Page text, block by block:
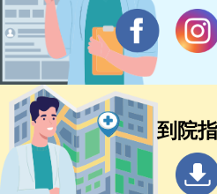
到院